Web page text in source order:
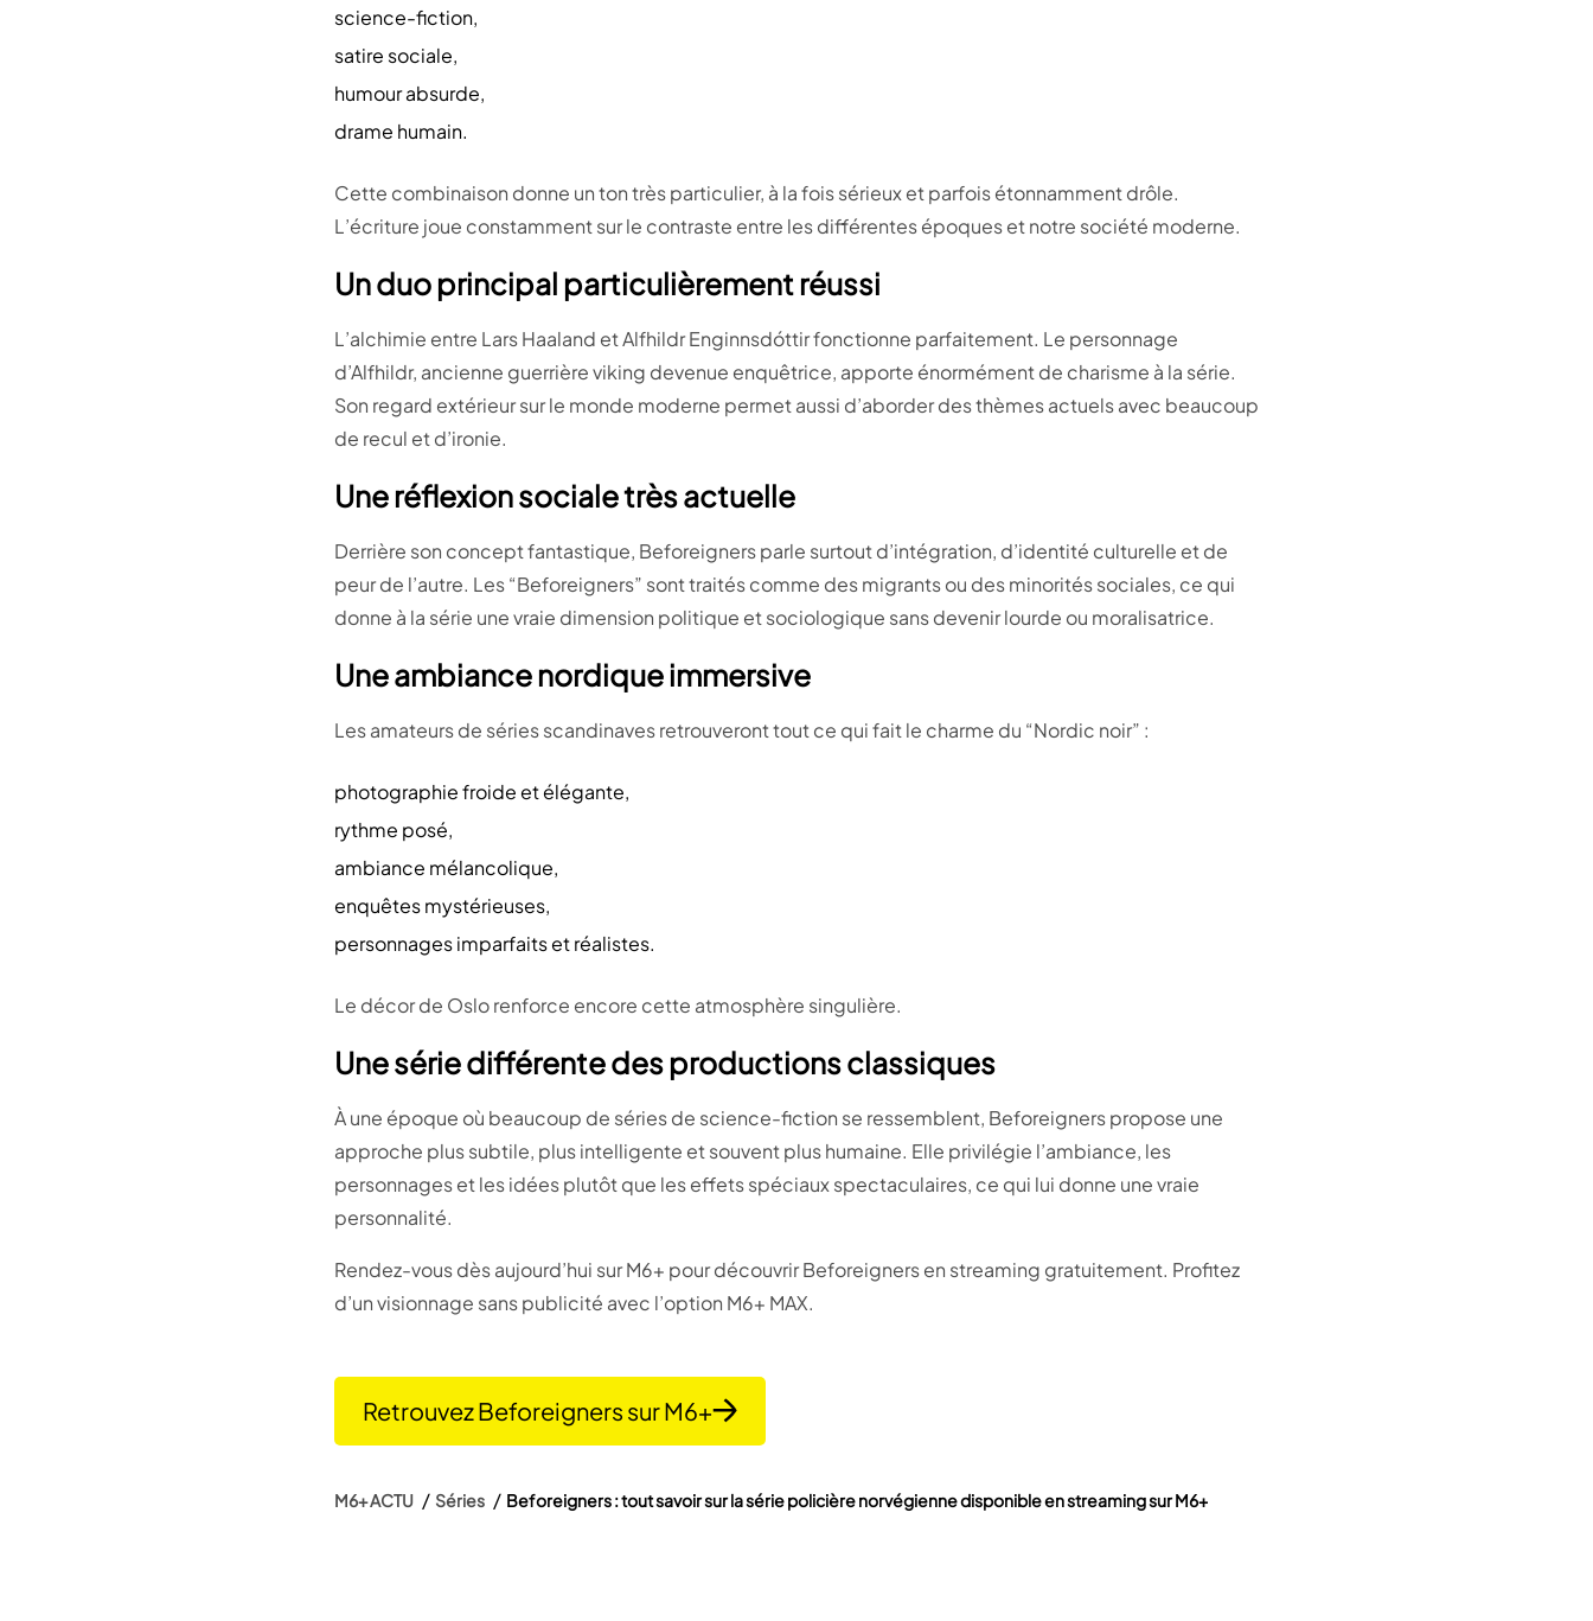
science-fiction,
satire sociale,
humour absurde,
drame humain.
Cette combinaison donne un ton très particulier, à la fois sérieux et parfois étonnamment drôle.
L’écriture joue constamment sur le contraste entre les différentes époques et notre société moderne.
Un duo principal particulièrement réussi
L’alchimie entre Lars Haaland et Alfhildr Enginnsdóttir fonctionne parfaitement. Le personnage
d’Alfhildr, ancienne guerrière viking devenue enquêtrice, apporte énormément de charisme à la série.
Son regard extérieur sur le monde moderne permet aussi d’aborder des thèmes actuels avec beaucoup
de recul et d’ironie.
Une réflexion sociale très actuelle
Derrière son concept fantastique, Beforeigners parle surtout d’intégration, d’identité culturelle et de
peur de l’autre. Les “Beforeigners” sont traités comme des migrants ou des minorités sociales, ce qui
donne à la série une vraie dimension politique et sociologique sans devenir lourde ou moralisatrice.
Une ambiance nordique immersive
Les amateurs de séries scandinaves retrouveront tout ce qui fait le charme du “Nordic noir” :
photographie froide et élégante,
rythme posé,
ambiance mélancolique,
enquêtes mystérieuses,
personnages imparfaits et réalistes.
Le décor de Oslo renforce encore cette atmosphère singulière.
Une série différente des productions classiques
À une époque où beaucoup de séries de science-fiction se ressemblent, Beforeigners propose une
approche plus subtile, plus intelligente et souvent plus humaine. Elle privilégie l’ambiance, les
personnages et les idées plutôt que les effets spéciaux spectaculaires, ce qui lui donne une vraie
personnalité.
Rendez-vous dès aujourd’hui sur M6+ pour découvrir Beforeigners en streaming gratuitement. Profitez
d’un visionnage sans publicité avec l’option M6+ MAX.
Retrouvez Beforeigners sur M6+
M6+ ACTU Séries Beforeigners : tout savoir sur la série policière norvégienne disponible en streaming sur M6+